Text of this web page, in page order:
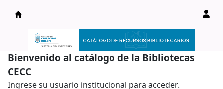
Catálogo en línea
Bienvenido al catálogo de la Bibliotecas
CECC
Ingrese su usuario institucional para acceder.